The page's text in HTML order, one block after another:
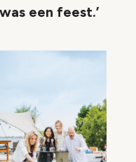
een feest.’